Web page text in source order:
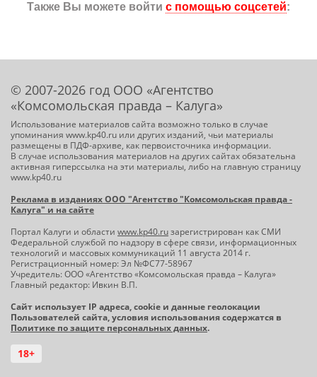
Также Вы можете войти с помощью соцсетей:
© 2007-2026 год ООО «Агентство
«Комсомольская правда – Калуга»
Использование материалов сайта возможно только в случае
упоминания www.kp40.ru или других изданий, чьи материалы
размещены в ПДФ-архиве, как первоисточника информации.
В случае использования материалов на других сайтах обязательна
активная гиперссылка на эти материалы, либо на главную страницу
www.kp40.ru
Реклама в изданиях ООО "Агентство "Комсомольская правда -
Калуга" и на сайте
Портал Калуги и области www.kp40.ruзарегистрирован как СМИ
Федеральной службой по надзору в сфере связи, информационных
технологий и массовых коммуникаций 11 августа 2014 г.
Регистрационный номер: Эл №ФС77-58967
Учредитель: ООО «Агентство «Комсомольская правда – Калуга»
Главный редактор: Ивкин В.П.
Сайт использует IP адреса, cookie и данные геолокации
Пользователей сайта, условия использования содержатся в
Политике по защите персональных данных.
18+